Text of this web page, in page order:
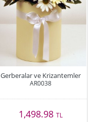
Gerberalar ve Krizantemler
AR0038
1,498.98 TL